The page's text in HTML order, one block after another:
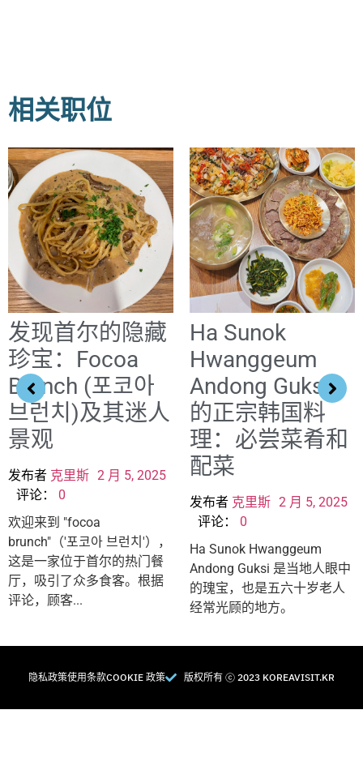
相关职位
发现首尔的隐藏
珍宝：Focoa
Brunch (포코아
브런치)及其迷人
景观
发布者 克里斯 2 月 5, 2025
评论： 0
欢迎来到 "focoa
brunch"（'포코아 브런치'），
这是一家位于首尔的热门餐
厅，吸引了众多食客。根据
评论，顾客...
Ha Sunok
Hwanggeum
Andong Guksi
的正宗韩国料
理：必尝菜肴和
配菜
发布者 克里斯 2 月 5, 2025
评论： 0
Ha Sunok Hwanggeum
Andong Guksi 是当地人眼中
的瑰宝，也是五六十岁老人
经常光顾的地方。
隐私政策使用条款COOKIE 政策 版权所有 Ⓒ 2023 KOREAVISIT.KR